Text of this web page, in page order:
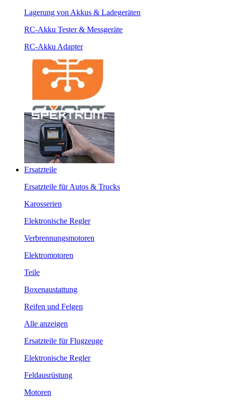
Lagerung von Akkus & Ladegeräten
RC-Akku Tester & Messgeräte
RC-Akku Adapter
Ersatzteile
Ersatzteile für Autos & Trucks
Karosserien
Elektronische Regler
Verbrennungsmotoren
Elektromotoren
Teile
Boxenaustattung
Reifen und Felgen
Alle anzeigen
Ersatzteile für Flugzeuge
Elektronische Regler
Feldausrüstung
Motoren